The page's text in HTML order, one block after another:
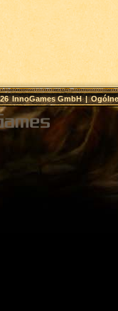
InnoGames GmbH|